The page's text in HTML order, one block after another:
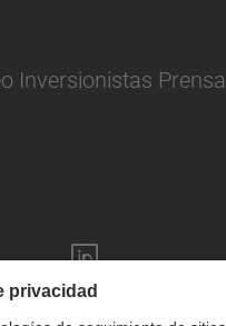
Inversionistas Prensa